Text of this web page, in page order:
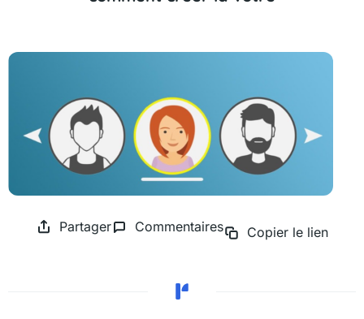
Partager Commentaires Copier le lien